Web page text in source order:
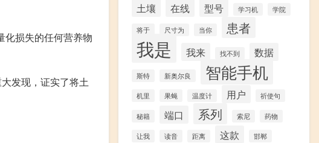
化损失的任何营养物
发现，证实了将土
土壤 在线 型号 学习机 学院
将于 尺寸为 当你 患者
我是 我来 找不到 数据
斯特 新奥尔良 智能手机
机里 果蝇 温度计 用户 祈使句
秘籍 端口 系列 索尼 药物
让我 读音 距离 这款 邯郸